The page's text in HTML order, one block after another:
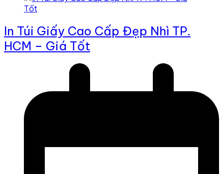
In Túi Giấy Cao Cấp Đẹp Nhì TP.
HCM – Giá Tốt